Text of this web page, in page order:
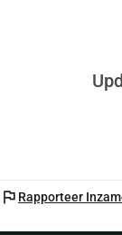
flag Rapporteer